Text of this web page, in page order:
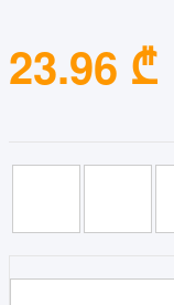
23.96 ₾